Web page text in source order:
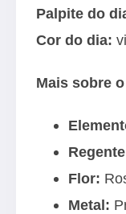
Palpite do
Cor do dia:
Mais sobre
Flor:
Metal: